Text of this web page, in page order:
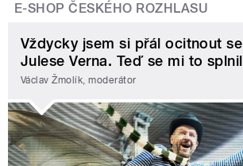
E-SHOP ČESKÉHO ROZHLASU
Vždycky jsem si přál ocitnout
Julese Verna. Teď se mi to
Václav Žmolík, moderátor